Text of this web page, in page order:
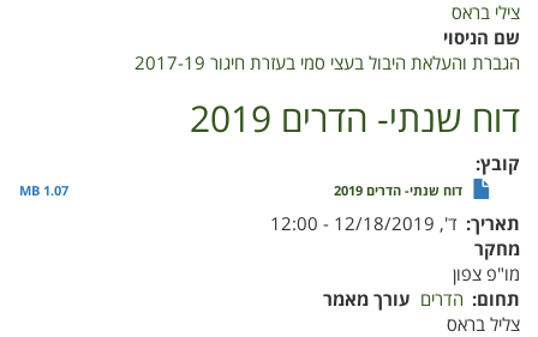
חיגור
2017-
19
19
צילי בראס
שם הניסוי
הגברת והעלאת היבול בעצי סמי בעזרת חיגור 2017-19
דוח שנתי- הדרים 2019
קובץ
דוח שנתי- הדרים 2019 1.07 MB
תאריך ד', 12/18/2019 - 12:00
מחקר
מו"פ צפון
תחום הדרים עורך מאמר
צליל בראס